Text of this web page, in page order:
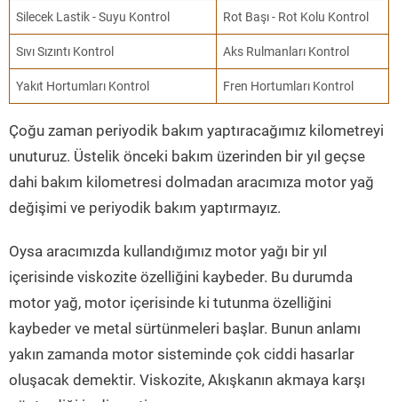
Silecek Lastik - Suyu Kontrol Rot Başı - Rot Kolu Kontrol
Sıvı Sızıntı Kontrol Aks Rulmanları Kontrol
Yakıt Hortumları Kontrol Fren Hortumları Kontrol
Çoğu zaman periyodik bakım yaptıracağımız kilometreyi
unuturuz. Üstelik önceki bakım üzerinden bir yıl geçse
dahi bakım kilometresi dolmadan aracımıza motor yağ
değişimi ve periyodik bakım yaptırmayız.
Oysa aracımızda kullandığımız motor yağı bir yıl
içerisinde viskozite özelliğini kaybeder. Bu durumda
motor yağ, motor içerisinde ki tutunma özelliğini
kaybeder ve metal sürtünmeleri başlar. Bunun anlamı
yakın zamanda motor sisteminde çok ciddi hasarlar
oluşacak demektir. Viskozite, Akışkanın akmaya karşı